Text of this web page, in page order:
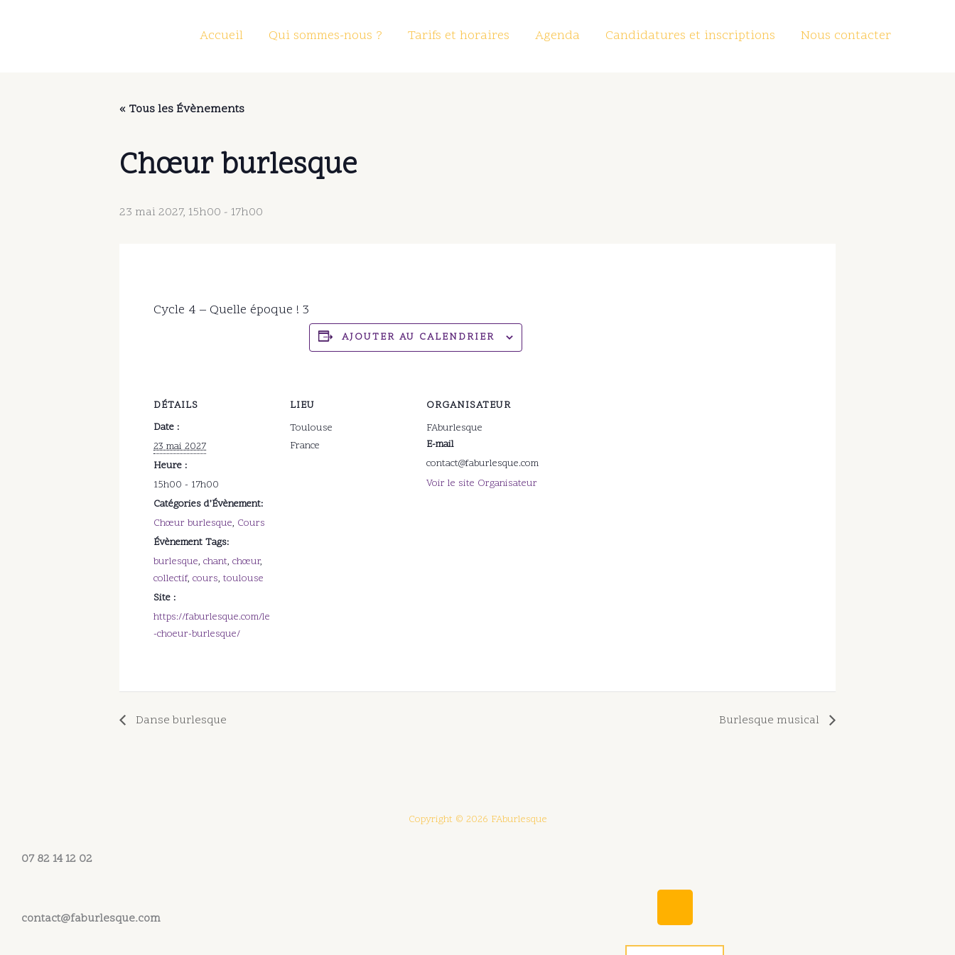
Accueil Qui sommes-nous ? Tarifs et horaires Agenda Candidatures et inscriptions Nous contacter
« Tous les Évènements
Chœur burlesque
23 mai 2027, 15h00 - 17h00
Cycle 4 – Quelle époque ! 3
AJOUTER AU CALENDRIER
DÉTAILS
Date :
23 mai 2027
Heure :
15h00 - 17h00
Catégories d’Évènement:
Chœur burlesque, Cours
Évènement Tags:
burlesque, chant, chœur,
collectif, cours, toulouse
Site :
https://faburlesque.com/le
-choeur-burlesque/
LIEU
Toulouse
France
ORGANISATEUR
FAburlesque
E-mail
contact@faburlesque.com
Voir le site Organisateur
Danse burlesque Burlesque musical
Copyright © 2026 FAburlesque
07 82 14 12 02
contact@faburlesque.com W
h